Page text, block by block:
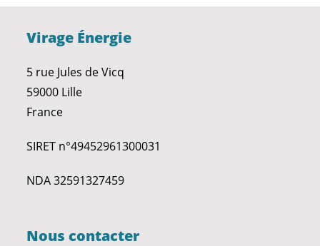
Virage Énergie
5 rue Jules de Vicq
59000 Lille
France
SIRET n°49452961300031
NDA 32591327459
Nous contacter